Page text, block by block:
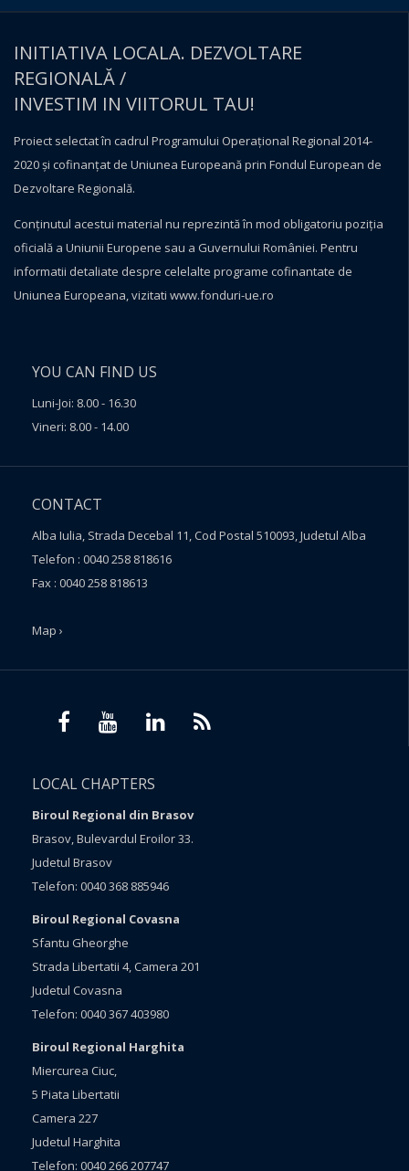
INITIATIVA LOCALA. DEZVOLTARE
REGIONALĂ /
INVESTIM IN VIITORUL TAU!
Proiect selectat în cadrul Programului Operațional Regional 2014-
2020 și cofinanțat de Uniunea Europeană prin Fondul European de
Dezvoltare Regională.
Conţinutul acestui material nu reprezintă în mod obligatoriu poziţia
oficială a Uniunii Europene sau a Guvernului României. Pentru
informatii detaliate despre celelalte programe cofinantate de
Uniunea Europeana, vizitati www.fonduri-ue.ro
YOU CAN FIND US
Luni-Joi: 8.00 - 16.30
Vineri: 8.00 - 14.00
CONTACT
Alba Iulia, Strada Decebal 11, Cod Postal 510093, Judetul Alba
Telefon : 0040 258 818616
Fax : 0040 258 818613
Map ›
LOCAL CHAPTERS
Biroul Regional din Brasov
Brasov, Bulevardul Eroilor 33.
Judetul Brasov
Telefon: 0040 368 885946
Biroul Regional Covasna
Sfantu Gheorghe
Strada Libertatii 4, Camera 201
Judetul Covasna
Telefon: 0040 367 403980
Biroul Regional Harghita
Miercurea Ciuc,
5 Piata Libertatii
Camera 227
Judetul Harghita
Telefon: 0040 266 207747